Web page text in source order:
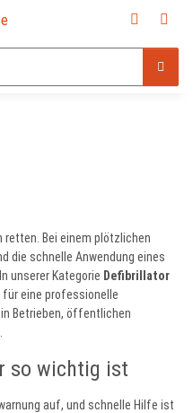
retten. Bei einem plötzlichen
die schnelle Anwendung eines
unserer Kategorie Defibrillator
für eine professionelle
Betrieben, öffentlichen
so wichtig ist
auf, und schnelle Hilfe ist